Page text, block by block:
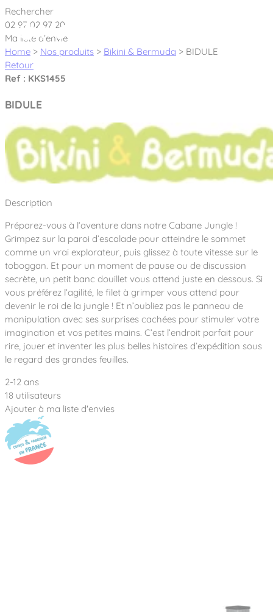
Cookies management panel
Créateur et fabricant d’aires de jeux &
Nos dernières actualités
À propos
Nos engagements
Notre partenariat avec l’association Rêves de clown
Nos Garanties
Notre concept
Notre entreprise
Notre équipe
Nous rejoindre
Aires de jeux Bikini & Bermuda®
Tous nos jeux
Jeux inclusifs
Jeux recyclés
Nos univers
Sport & Fitness Sport&Co®
Agrès fitness
Parcours de santé
Stadium Arena
Street workout
Surfpark
Équipements sportifs
Mobilier & accessoires
Mobilier urbain
Accessoires ludiques
Nos clients
Collectivités
Établissements scolaires
Architectes, Paysagistes-concepteurs
Camping et résidences de vacances
Notre expertise
Des aires intergénérationnelles de
L’éco-conception de nos jeux
La végétalisation des cours d’école
Nos matériaux
Nos fonctions ludiques & sportives
Nos sols amortissants
Réalisations
Contact
Les questions fréquentes
Catalogues
Rechercher
02 97 02 97 20
Ma liste d’envie
Home > Nos produits > Bikini & Bermuda > BIDULE
Retour
Ref : KKS1455
BIDULE
Description
Préparez-vous à l’aventure dans notre Cabane Jungle !
Grimpez sur la paroi d’escalade pour atteindre le sommet
comme un vrai explorateur, puis glissez à toute vitesse sur le
toboggan. Et pour un moment de pause ou de discussion
secrète, un petit banc douillet vous attend juste en dessous. Si
vous préférez l’agilité, le filet à grimper vous attend pour
devenir le roi de la jungle ! Et n’oubliez pas le panneau de
manipulation avec ses surprises cachées pour stimuler votre
imagination et vos petites mains. C’est l’endroit parfait pour
rire, jouer et inventer les plus belles histoires d’expédition sous
le regard des grandes feuilles.
2-12 ans
18 utilisateurs
Ajouter à ma liste d'envies